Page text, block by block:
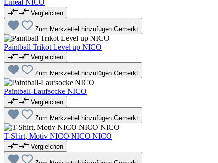
Lineal NICO
Vergleichen
Zum Merkzettel hinzufügen Gemerkt
Paintball Trikot Level up NICO
Vergleichen
Zum Merkzettel hinzufügen Gemerkt
Paintball-Laufsocke NICO
Vergleichen
Zum Merkzettel hinzufügen Gemerkt
T-Shirt, Motiv NICO NICO NICO
Vergleichen